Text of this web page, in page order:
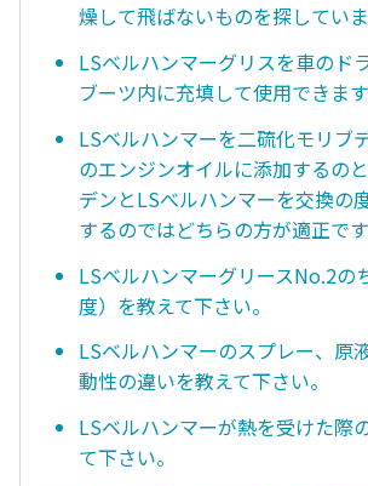
燥して飛ばないものを探していま
LSベルハンマーグリスを車のド
ブーツ内に充填して使用できま
LSベルハンマーを二硫化モリブ
のエンジンオイルに添加するの
デンとLSべルハンマーを交換の
するのではどちらの方が適正で
LSベルハンマーグリースNo.2の
度）を教えて下さい。
LSベルハンマーのスプレー、原
動性の違いを教えて下さい。
LSベルハンマーが熱を受けた際
て下さい。